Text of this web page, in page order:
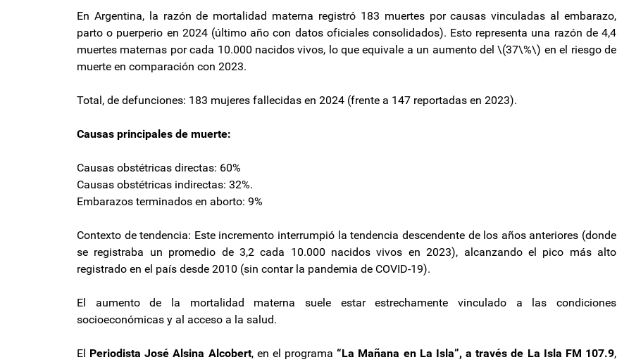
En Argentina, la razón de mortalidad materna registró 183 muertes por causas vinculadas al embarazo,
parto o puerperio en 2024 (último año con datos oficiales consolidados). Esto representa una razón de 4,4
muertes maternas por cada 10.000 nacidos vivos, lo que equivale a un aumento del \(37\%\) en el riesgo de
muerte en comparación con 2023.
Total, de defunciones: 183 mujeres fallecidas en 2024 (frente a 147 reportadas en 2023).
Causas principales de muerte:
Causas obstétricas directas: 60%
Causas obstétricas indirectas: 32%.
Embarazos terminados en aborto: 9%
Contexto de tendencia: Este incremento interrumpió la tendencia descendente de los años anteriores (donde
se registraba un promedio de 3,2 cada 10.000 nacidos vivos en 2023), alcanzando el pico más alto
registrado en el país desde 2010 (sin contar la pandemia de COVID-19).
El aumento de la mortalidad materna suele estar estrechamente vinculado a las condiciones
socioeconómicas y al acceso a la salud.
El Periodista José Alsina Alcobert, en el programa“La Mañana en La Isla”, a través de La Isla FM 107.9,